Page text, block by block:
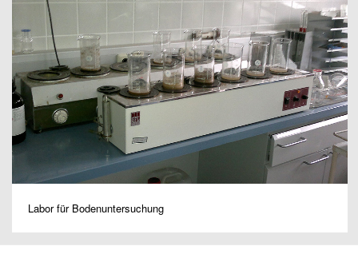
Labor für Bodenuntersuchung